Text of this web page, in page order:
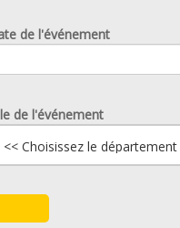
de l'événement
de l'événement